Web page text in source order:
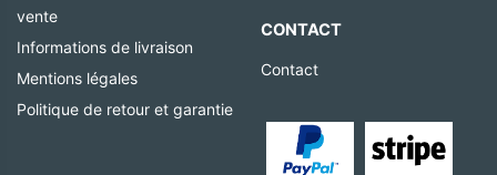
vente
Informations de livraison
Mentions légales
Politique de retour et garantie
CONTACT
Contact